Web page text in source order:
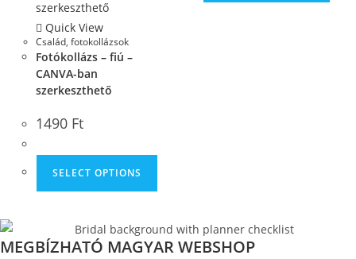
Quick View
Család, fotokollázsok
Fotókollázs – fiú –
CANVA-ban
szerkeszthető
1490 Ft
SELECT OPTIONS
MEGBÍZHATÓ MAGYAR WEBSHOP